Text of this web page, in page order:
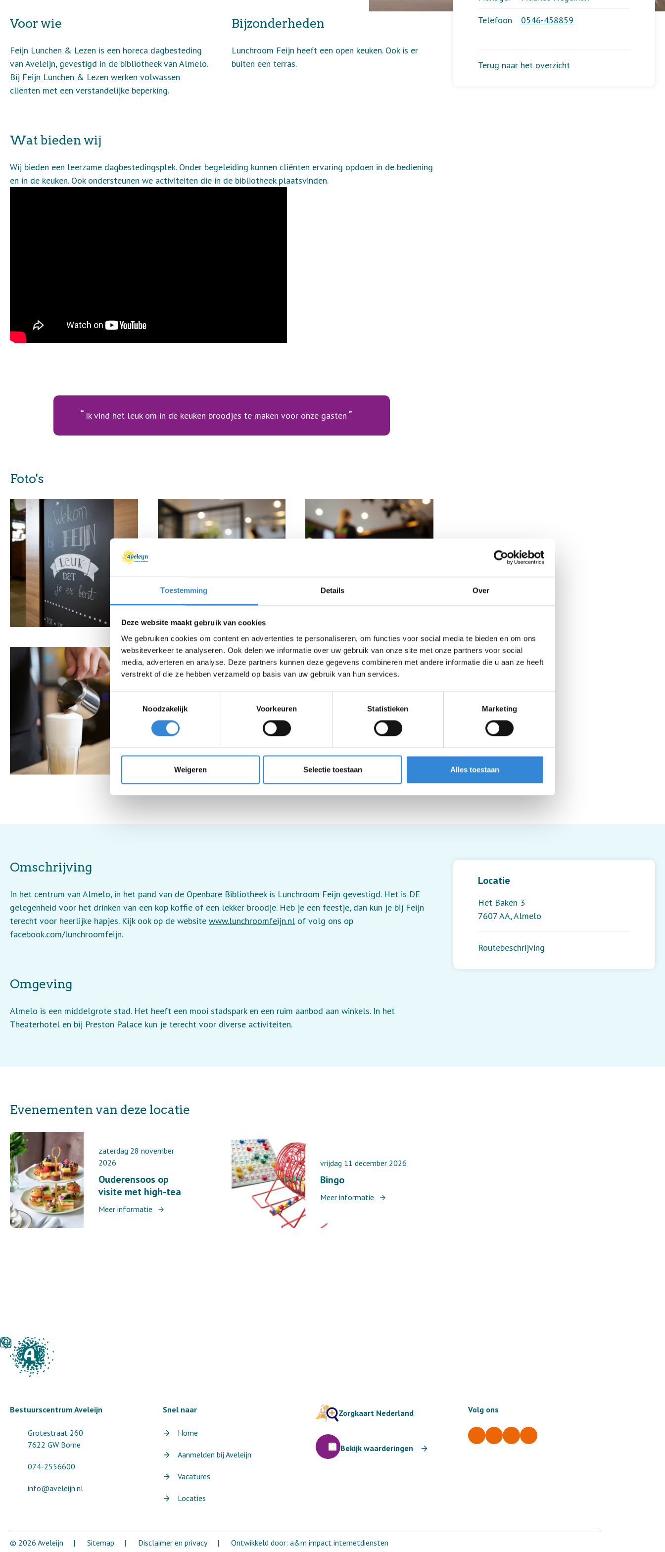
Toestemming Details Over
Deze website maakt gebruik van cookies
We gebruiken cookies om content en advertenties te personaliseren, om functies voor social media te bieden en om ons
websiteverkeer te analyseren. Ook delen we informatie over uw gebruik van onze site met onze partners voor social
media, adverteren en analyse. Deze partners kunnen deze gegevens combineren met andere informatie die u aan ze heeft
verstrekt of die ze hebben verzameld op basis van uw gebruik van hun services.
Toestemmingsselectie
Noodzakelijk
Voorkeuren Statistieken Marketing
Weigeren Selectie toestaan Alles toestaan
Telefoon
0546-458859
Terug naar het overzicht
Voor wie
Feijn Lunchen & Lezen is een horeca dagbesteding
van Aveleijn, gevestigd in de bibliotheek van Almelo.
Bij Feijn Lunchen & Lezen werken volwassen
cliënten met een verstandelijke beperking.
Bijzonderheden
Lunchroom Feijn heeft een open keuken. Ook is er
buiten een terras.
Wat bieden wij
Wij bieden een leerzame dagbestedingsplek. Onder begeleiding kunnen cliënten ervaring opdoen in de bediening
en in de keuken. Ook ondersteunen we activiteiten die in de bibliotheek plaatsvinden.
Ik vind het leuk om in de keuken broodjes te maken voor onze gasten
Foto's
Locatie
Het Baken 3
7607 AA,Almelo
Routebeschrijving
Omschrijving
In het centrum van Almelo, in het pand van de Openbare Bibliotheek is Lunchroom Feijn gevestigd. Het is DE
gelegenheid voor het drinken van een kop koffie of een lekker broodje. Heb je een feestje, dan kun je bij Feijn
terecht voor heerlijke hapjes. Kijk ook op de website www.lunchroomfeijn.nl of volg ons op
facebook.com/lunchroomfeijn.
Omgeving
Almelo is een middelgrote stad. Het heeft een mooi stadspark en een ruim aanbod aan winkels. In het
Theaterhotel en bij Preston Palace kun je terecht voor diverse activiteiten.
Evenementen van deze locatie
Ouderensoos op
visite met high-tea
zaterdag 28 november
2026
Meer informatie
Bingo
vrijdag 11 december 2026
Meer informatie
Bestuurscentrum Aveleijn
Grotestraat 260
7622 GW Borne
074-2556600
info@aveleijn.nl
Snel naar
Home
Aanmelden bij Aveleijn
Vacatures
Locaties
Zorgkaart Nederland
Bekijk waarderingen
Volg ons
© 2026 Aveleijn Sitemap Disclaimer en privacy Ontwikkeld door: a&m impact internetdiensten